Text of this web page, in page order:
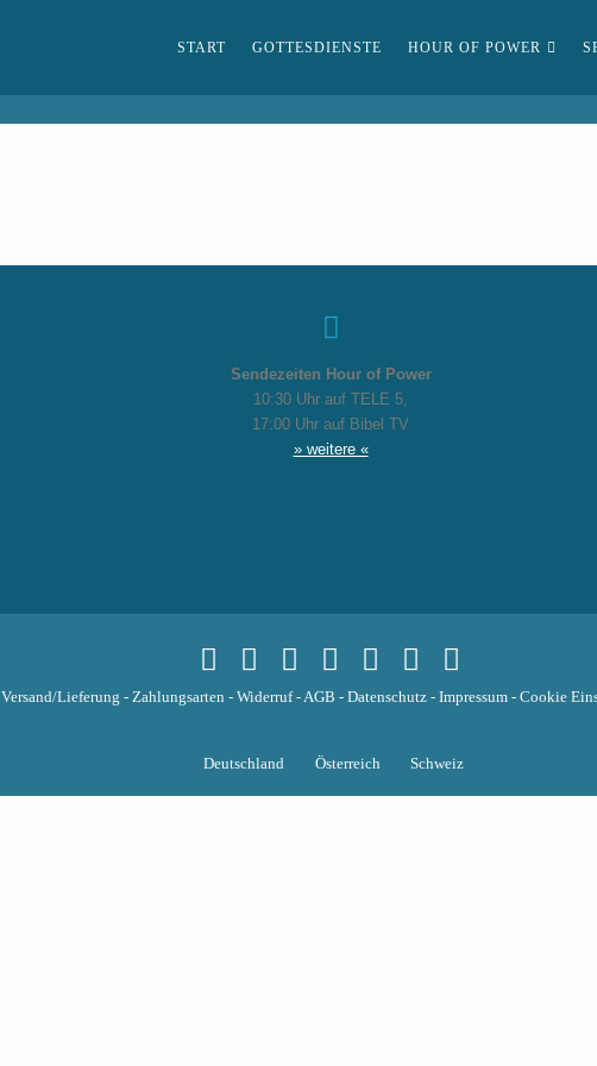
START GOTTESDIENSTE HOUR OF POWER
Sendezeiten Hour of Power
10:30 Uhr auf TELE 5,
17:00 Uhr auf Bibel TV
» weitere «
Versand/Lieferung - Zahlungsarten - Widerruf-AGB - Datenschutz- Impressum- Cookie
Deutschland Österreich Schweiz